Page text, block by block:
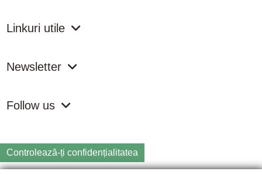
Linkuri utile
Newsletter
Follow us
Controlează-ți confidențialitatea